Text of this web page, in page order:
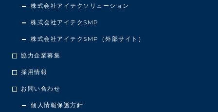
株式会社アイテクソリューション
株式会社アイテクSMP
株式会社アイテクSMP（外部サイト）
協力企業募集
採用情報
お問い合わせ
個人情報保護方針